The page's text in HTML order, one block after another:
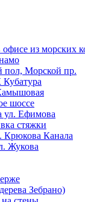
из морских
пол, Морской пр.
шоссе
ул. Ефимова
стяжки
Крюкова Канала
Жукова
Зебрано)